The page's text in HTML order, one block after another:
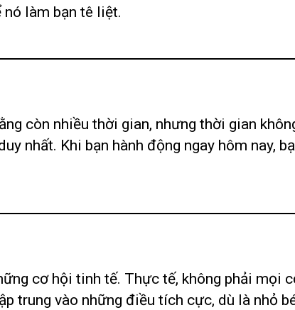
nó làm bạn tê liệt.
còn nhiều thời gian, nhưng thời gian
nhất. Khi bạn hành động ngay hôm nay,
cơ hội tinh tế. Thực tế, không phải mọi
trung vào những điều tích cực, dù là nhỏ